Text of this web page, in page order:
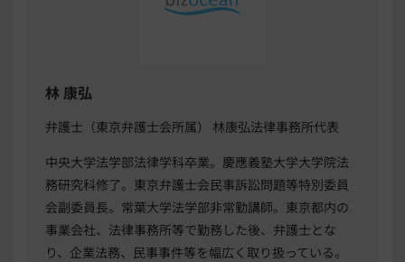
林 康弘
弁護士（東京弁護士会所属） 林康弘法律事務所代表
中央大学法学部法律学科卒業。慶應義塾大学大学院法
務研究科修了。東京弁護士会民事訴訟問題等特別委員
会副委員長。常葉大学法学部非常勤講師。東京都内の
事業会社、法律事務所等で勤務した後、弁護士とな
り、企業法務、民事事件等を幅広く取り扱っている。